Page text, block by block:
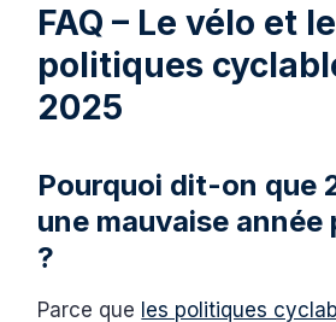
FAQ – Le vélo et
politiques
2025
Pourquoi dit-on que
une mauvaise année
?
Parce que les politiques